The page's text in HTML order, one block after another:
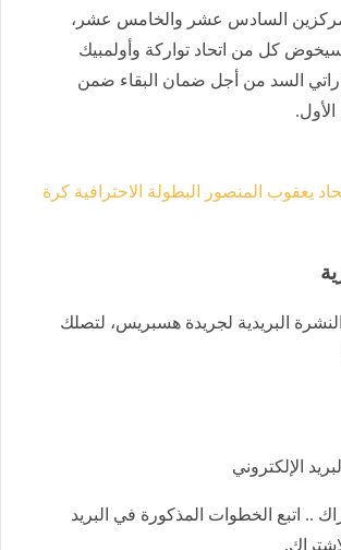
المركزين السادس عشر والخامس عشر،
سيخوض كل من اتحاد تواركة وأولمبيك
السد من أجل ضمان البقاء ضمن
الأول.
يعقوب المنصور البطولة الاحترافية كرة
البريدية لجريدة هسبريس، لتصلك
الإلكتروني
.. اتبع الخطوات المذكورة في البريد